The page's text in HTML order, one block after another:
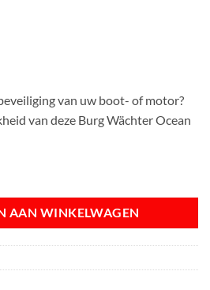
van uw boot- of motor?
van deze Burg Wächter Ocean
AAN WINKELWAGEN